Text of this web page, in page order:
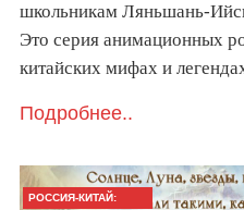
школьникам Ляньшань-
Это серия анимационных
китайских мифах и
Подробнее..
РОССИЯ-КИТАЙ: